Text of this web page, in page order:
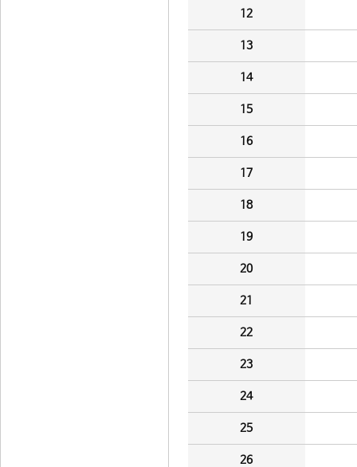
12
13
14
15
16
17
18
19
20
21
22
23
24
25
26